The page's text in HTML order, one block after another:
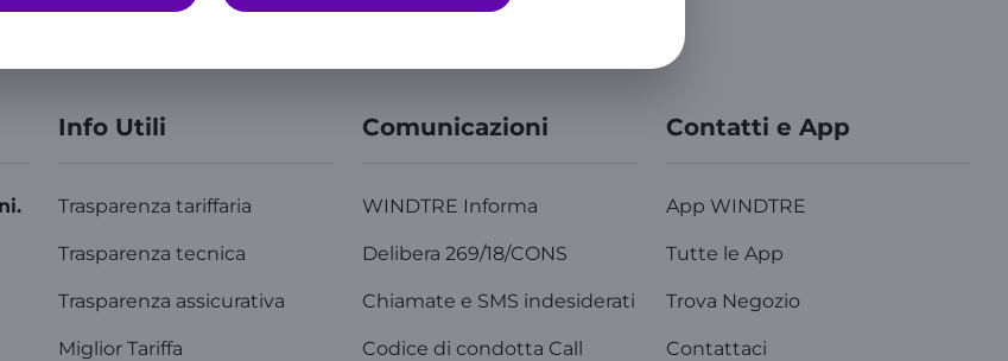
Info Utili
Trasparenza tariffaria
Trasparenza tecnica
Trasparenza assicurativa
Miglior Tariffa
Comunicazioni
WINDTRE Informa
Delibera 269/18/CONS
Chiamate e SMS indesiderati
Codice di condotta Call
Contatti e App
App WINDTRE
Tutte le App
Trova Negozio
Contattaci